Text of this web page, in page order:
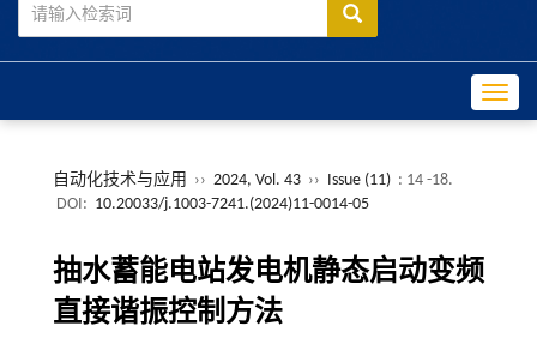
自动化技术与应用 ›› 2024, Vol. 43 ›› Issue (11) : 14 -18.
DOI: 10.20033/j.1003-7241.(2024)11-0014-05
抽水蓄能电站发电机静态启动变频
直接谐振控制方法